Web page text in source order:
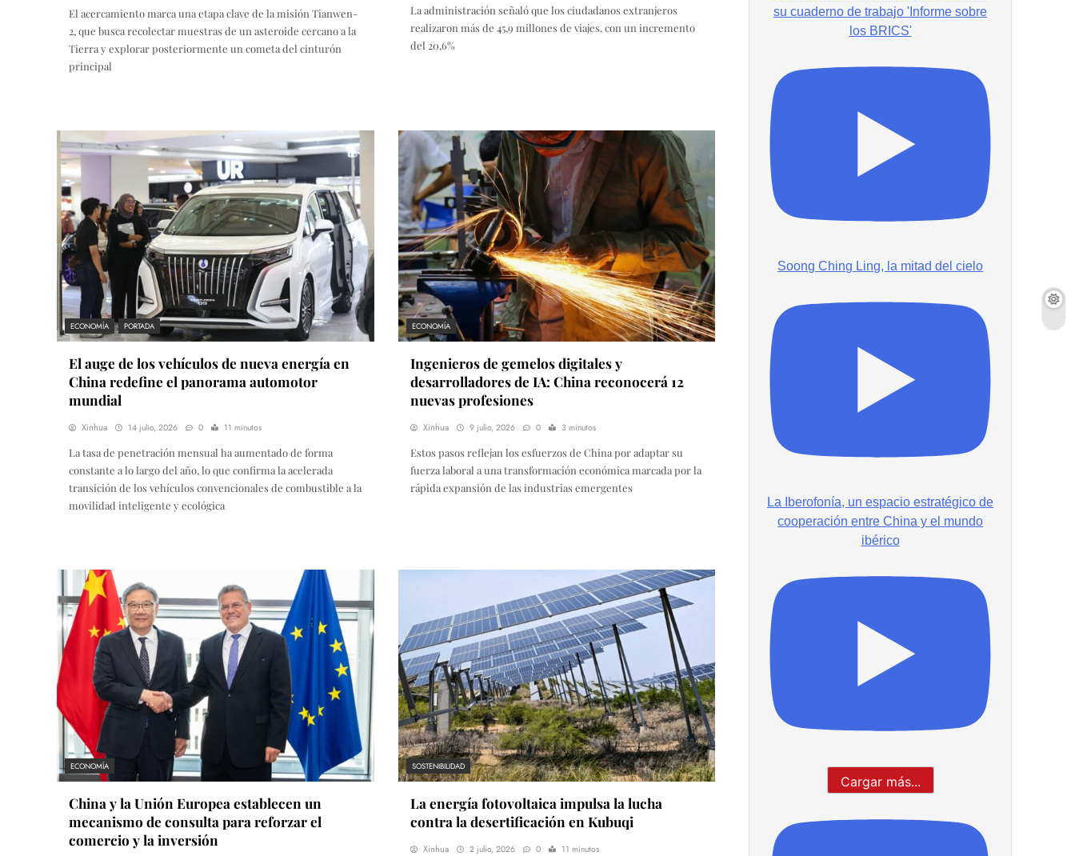
El acercamiento marca una etapa clave de la misión Tianwen-
2, que busca recolectar muestras de un asteroide cercano a la
Tierra y explorar posteriormente un cometa del cinturón
principal
La administración señaló que los ciudadanos extranjeros
realizaron más de 45,9 millones de viajes, con un incremento
del 20,6%
ECONOMÍA PORTADA
El auge de los vehículos de nueva energía en
China redefine el panorama automotor
mundial
Xinhua 14 julio, 2026 0 11 minutos
La tasa de penetración mensual ha aumentado de forma
constante a lo largo del año, lo que confirma la acelerada
transición de los vehículos convencionales de combustible a la
movilidad inteligente y ecológica
ECONOMÍA
Ingenieros de gemelos digitales y
desarrolladores de IA: China reconocerá 12
nuevas profesiones
Xinhua 9 julio, 2026 0 3 minutos
Estos pasos reflejan los esfuerzos de China por adaptar su
fuerza laboral a una transformación económica marcada por la
rápida expansión de las industrias emergentes
ECONOMÍA
China y la Unión Europea establecen un
mecanismo de consulta para reforzar el
comercio y la inversión
SOSTENIBILIDAD
La energía fotovoltaica impulsa la lucha
contra la desertificación en Kubuqi
Xinhua 2 julio, 2026 0 11 minutos
su cuaderno de trabajo 'Informe sobre
los BRICS'
Soong Ching Ling, la mitad del cielo
La Iberofonía, un espacio estratégico de
cooperación entre China y el mundo
ibérico
Cargar más...